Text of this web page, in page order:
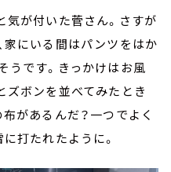
気が付いた菅さん。さすが
家にいる間はパンツをはか
うです。きっかけはお風
ズボンを並べてみたとき
があるんだ？一つでよく
打たれたように。